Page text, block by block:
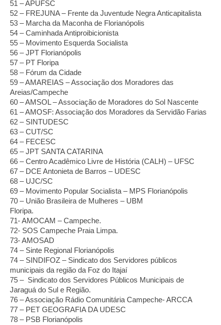
51 – APUFSC
52 – FREJUNA – Frente da Juventude Negra Anticapitalista
53 – Marcha da Maconha de Florianópolis
54 – Caminhada Antiproibicionista
55 – Movimento Esquerda Socialista
56 – JPT Florianópolis
57 – PT Floripa
58 – Fórum da Cidade
59 – AMAREIAS – Associação dos Moradores das
Areias/Campeche
60 – AMSOL – Associação de Moradores do Sol Nascente
61 – AMOSF: Associação dos Moradores da Servidão Farias
62 – SINTUDESC
63 – CUT/SC
64 – FECESC
65 – JPT SANTA CATARINA
66 – Centro Acadêmico Livre de História (CALH) – UFSC
67 – DCE Antonieta de Barros – UDESC
68 – UJC/SC
69 – Movimento Popular Socialista – MPS Florianópolis
70 – União Brasileira de Mulheres – UBM
Floripa.
71- AMOCAM – Campeche.
72- SOS Campeche Praia Limpa.
73- AMOSAD
74 – Sinte Regional Florianópolis
74 – SINDIFOZ – Sindicato dos Servidores públicos
municipais da região da Foz do Itajaí
75 –  Sindicato dos Servidores Públicos Municipais de
Jaraguá do Sul e Região.
76 – Associação Rádio Comunitária Campeche- ARCCA
77 – PET GEOGRAFIA DA UDESC
78 – PSB Florianópolis